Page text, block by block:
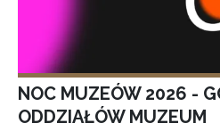
NOC MUZEÓW 2026 -
ODDZIAŁÓW MUZEUM